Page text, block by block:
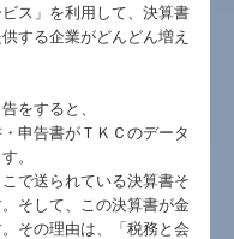
ス」を利用して、決算書
する企業がどんどん増え
をすると、
申告書がＴＫＣのデータ
。
で送られている決算書そ
そして、この決算書が金
その理由は、「税務と会